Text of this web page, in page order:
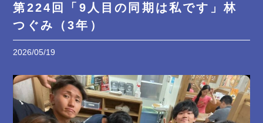
第224回「9人目の同期は私です」林
つぐみ（3年）
2026/05/19